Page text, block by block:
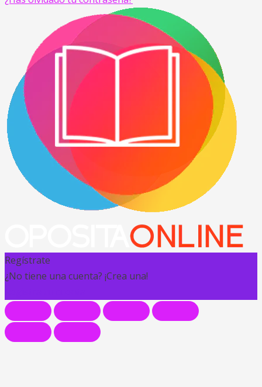
Regístrate
¿No tiene una cuenta? ¡Crea una!